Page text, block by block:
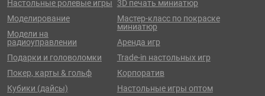
Настольные ролевые игры
Моделирование
Модели на
радиоуправлении
Подарки и головоломки
Покер, карты & гольф
Кубики (дайсы)
3D печать миниатюр
Мастер-класс по покраске
миниатюр
Аренда игр
Trade-in настольных игр
Корпоратив
Настольные игры оптом